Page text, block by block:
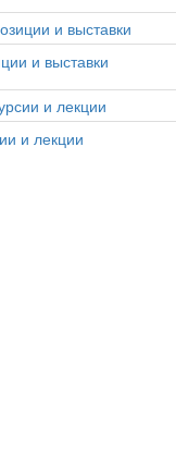
и выставки
и лекции